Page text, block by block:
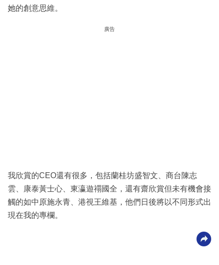
她的創意思維。
廣告
我欣賞的CEO還有很多，包括蘭桂坊盛智文、商台陳志
雲、康泰黃士心、東瀛遊禤國全，還有齋欣賞但未有機會接
觸的如中原施永青、港視王維基，他們日後將以不同形式出
現在我的專欄。